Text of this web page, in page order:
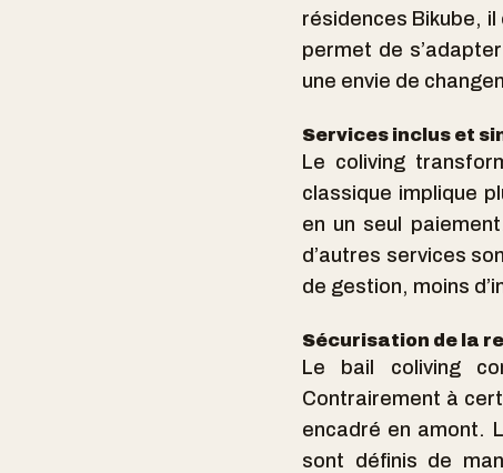
résidences Bikube,
permet de
une envie de
Services inclus et
Le coliving
classique implique
en un seul
d’autres services
de gestion, moins
Sécurisation de la
Le bail coliving
Contrairement à
encadré en amont.
sont définis de